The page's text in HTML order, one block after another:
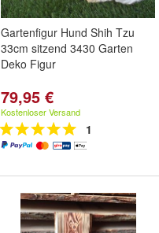
Gartenfigur Hund Shih Tzu
33cm sitzend 3430 Garten
Deko Figur
79,95 €
Kostenloser Versand
1